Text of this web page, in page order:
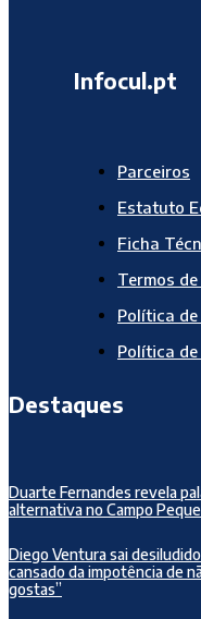
Infocul.pt
Parceiros
Estatuto
Ficha
Termos
Política
Política de
Destaques
Duarte Fernandes revela
alternativa no Campo
Diego Ventura sai
cansado da impotência de
gostas”